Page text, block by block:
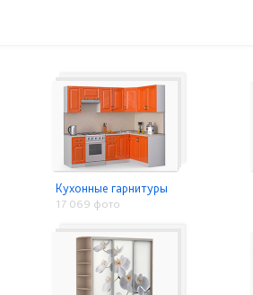
Кухонные гарнитуры
17 069 фото